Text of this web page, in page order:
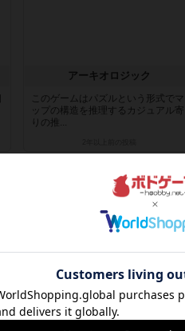
アーキオロジック
このゲームはパズルという形式でマ
ップの構造を推理するカジュアル寄
りの推...
アクロポリス